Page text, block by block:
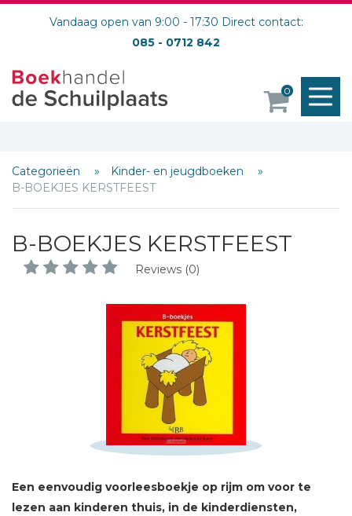
Vandaag open van 9:00 - 17:30 Direct contact:
085 - 0712 842
0
Categorieën
Kinder- en jeugdboeken
B-BOEKJES KERSTFEEST
B-BOEKJES KERSTFEEST
Reviews (0)
Een eenvoudig voorleesboekje op rijm om voor te
lezen aan kinderen thuis, in de kinderdiensten,
Schrijf hieronder je review!